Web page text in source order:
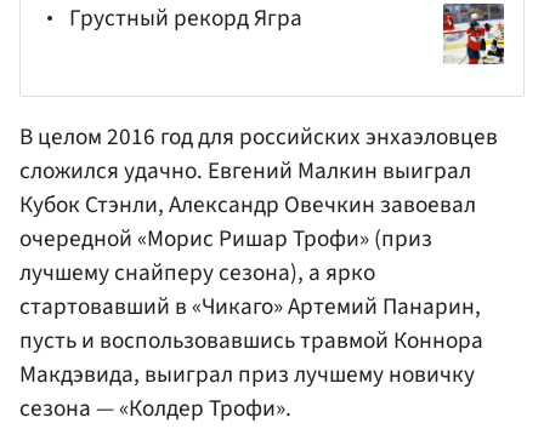
Грустный рекорд Ягра
В целом 2016 год для российских энхаэловцев
сложился удачно. Евгений Малкин выиграл
Кубок Стэнли, Александр Овечкин завоевал
очередной «Морис Ришар Трофи» (приз
лучшему снайперу сезона), а ярко
стартовавший в «Чикаго»Артемий Панарин,
пусть и воспользовавшись травмой Коннора
Макдэвида, выиграл приз лучшему новичку
сезона — «Колдер Трофи».